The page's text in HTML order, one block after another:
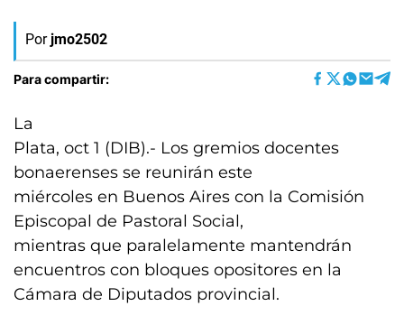
Por jmo2502
Para compartir:
La
Plata, oct 1 (DIB).- Los gremios docentes
bonaerenses se reunirán este
miércoles en Buenos Aires con la Comisión
Episcopal de Pastoral Social,
mientras que paralelamente mantendrán
encuentros con bloques opositores en la
Cámara de Diputados provincial.